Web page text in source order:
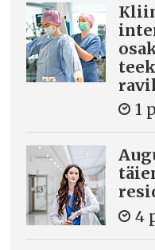
1
4